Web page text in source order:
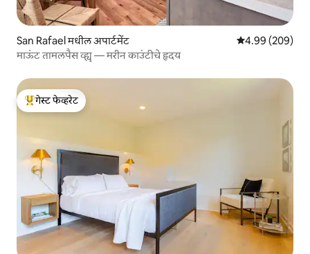
San Rafael मधील अपार्टमेंट 5 पैकी 4.99
4.99 (209)
माऊंट तामलपैस व्ह्यू — मरीन काउंटीचे हृदय
टॉप गेस्ट फेव्हरेट
गेस्ट फेव्हरेट